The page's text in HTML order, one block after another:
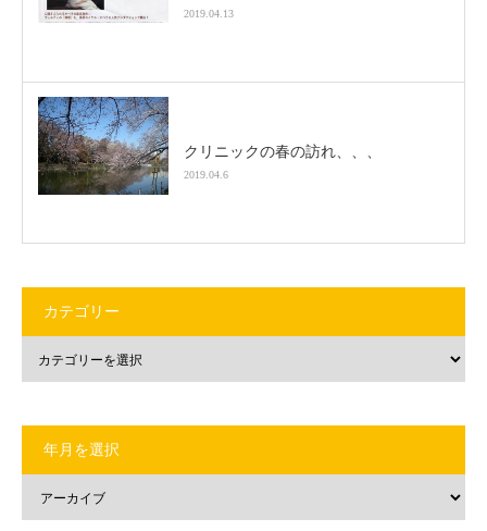
2019.04.13
クリニックの春の訪れ、、、
2019.04.6
カテゴリー
年月を選択